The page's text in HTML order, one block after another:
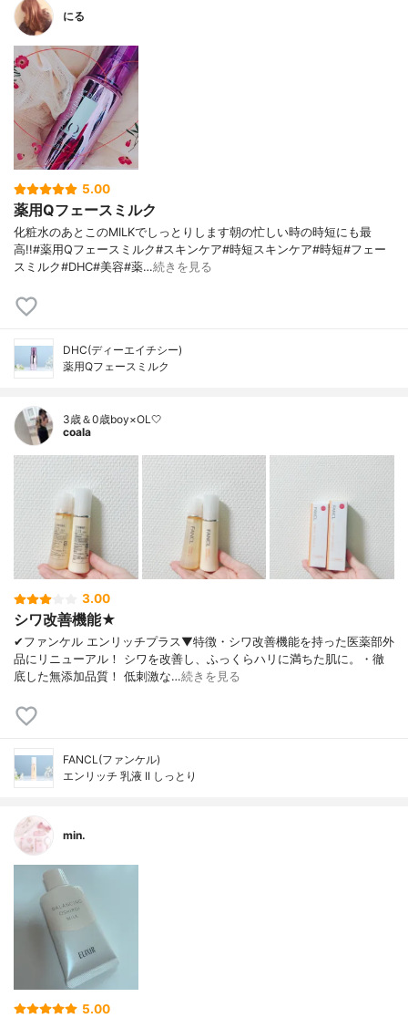
にる
5.00
薬用Qフェースミルク
化粧水のあとこのMILKでしっとりします朝の忙しい時の時短にも最
高!!#薬用Qフェースミルク#スキンケア#時短スキンケア#時短#フェー
スミルク#DHC#美容#薬…続きを見る
DHC(ディーエイチシー)
薬用Qフェースミルク
3歳＆0歳boy×OL🤍
coala
3.00
シワ改善機能★
✔︎ファンケル エンリッチプラス▼特徴・シワ改善機能を持った医薬部外
品にリニューアル！ シワを改善し、ふっくらハリに満ちた肌に。・徹
底した無添加品質！ 低刺激な…続きを見る
FANCL(ファンケル)
エンリッチ 乳液 II しっとり
min.
5.00